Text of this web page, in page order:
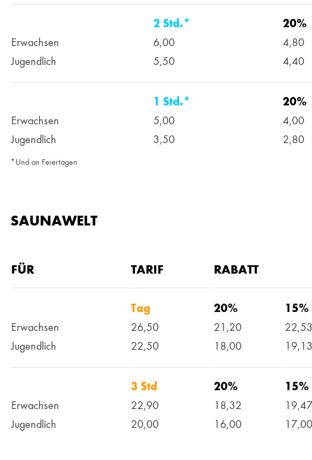
2 Std.*
20%
Erwachsen
6,00
4,80
Jugendlich
5,50 4,40
1 Std.*
20%
Erwachsen
5,00
4,00
Jugendlich
3,50 2,80
*Und an Feiertagen
SAUNAWELT
FÜR TARIF RABATT
Tag 20%
15%
Erwachsen
26,50 21,20
22,53
Jugendlich
22,50 18,00 19,13
3 Std 20%
15%
Erwachsen
22,90 18,32
19,47
Jugendlich
20,00 16,00 17,00